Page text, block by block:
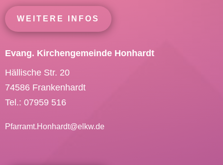
WEITERE INFOS
Evang. Kirchengemeinde Honhardt
Hällische Str. 20
74586 Frankenhardt
Tel.: 07959 516
Pfarramt.Honhardt@elkw.de